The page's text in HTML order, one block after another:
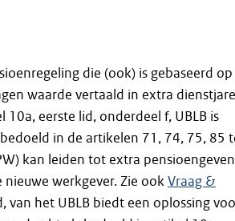
die (ook) is gebaseerd op
waarde vertaald in extra
eerste lid, onderdeel f, UBLB is
in de artikelen 71, 74, 75, 85
kan leiden tot extra
werkgever. Zie ookVraag &
van het UBLB biedt een oplossing